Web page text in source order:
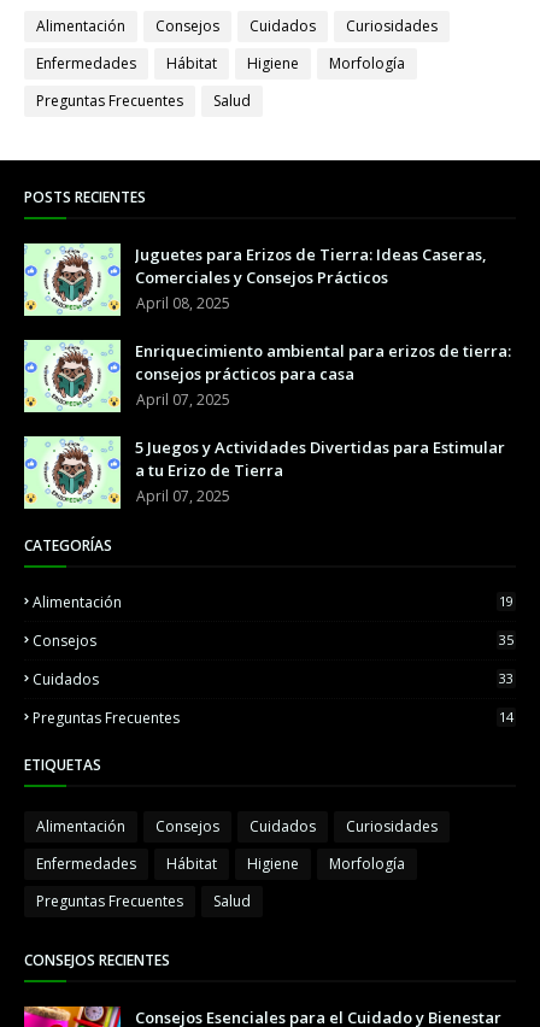
Alimentación Consejos Cuidados
Curiosidades
Enfermedades
Hábitat Higiene
Morfología
Preguntas Frecuentes
Salud
POSTS RECIENTES
Juguetes para Erizos de Tierra: Ideas Caseras,
Comerciales y Consejos Prácticos
April 08, 2025
Enriquecimiento ambiental para erizos de tierra:
consejos prácticos para casa
April 07, 2025
5 Juegos y Actividades Divertidas para Estimular
a tu Erizo de Tierra
April 07, 2025
CATEGORÍAS
Alimentación 19
Consejos 35
Cuidados 33
Preguntas Frecuentes 14
ETIQUETAS
Alimentación Consejos Cuidados
Curiosidades
Enfermedades
Hábitat Higiene
Morfología
Preguntas Frecuentes
Salud
CONSEJOS RECIENTES
Consejos Esenciales para el Cuidado y Bienestar